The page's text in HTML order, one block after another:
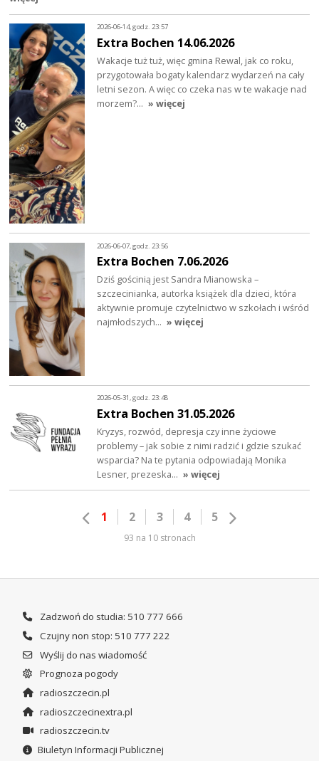
2026-06-14, godz. 23:57
Extra Bochen 14.06.2026
Wakacje tuż tuż, więc gmina Rewal, jak co roku,
przygotowała bogaty kalendarz wydarzeń na cały
letni sezon. A więc co czeka nas w te wakacje nad
morzem?… » więcej
2026-06-07, godz. 23:56
Extra Bochen 7.06.2026
Dziś gościnią jest Sandra Mianowska –
szczecinianka, autorka książek dla dzieci, która
aktywnie promuje czytelnictwo w szkołach i wśród
najmłodszych… » więcej
2026-05-31, godz. 23:48
Extra Bochen 31.05.2026
Kryzys, rozwód, depresja czy inne życiowe
problemy – jak sobie z nimi radzić i gdzie szukać
wsparcia? Na te pytania odpowiadają Monika
Lesner, prezeska… » więcej
1 2 3 4 5
93 na 10 stronach
Zadzwoń do studia: 510 777 666
Czujny non stop: 510 777 222
Wyślij do nas wiadomość
Prognoza pogody
radioszczecin.pl
radioszczecinextra.pl
radioszczecin.tv
Biuletyn Informacji Publicznej